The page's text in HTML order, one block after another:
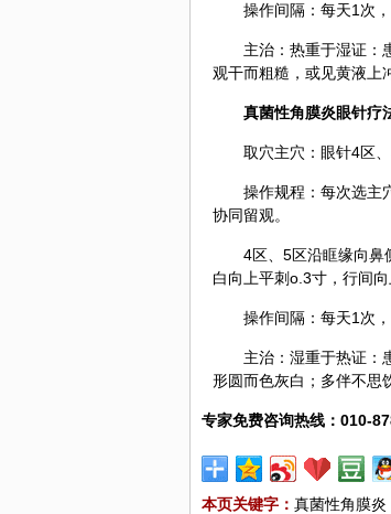
操作间隔：每天1次
主治：热重于湿证：
观干而粗糙，或见黄液上
真菌性角膜炎眼针疗
取穴主穴：眼针4区
操作规程：每次选主
协同留观。
4区、5区沿眶缘向鼻
白向上平刺o.3寸，行间
操作间隔：每天1次
主治：湿重于热证：
形圆而色灰白；多伴不思
专家免费咨询热线：010-
本页关键字： 真菌性角膜炎